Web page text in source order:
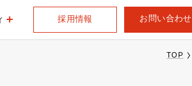
採用情報 お問い合わせ
TOP